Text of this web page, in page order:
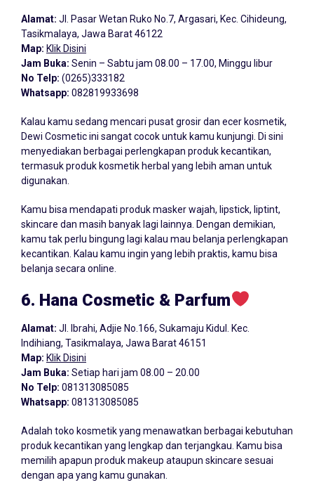
Alamat: Jl. Pasar Wetan Ruko No.7, Argasari, Kec. Cihideung,
Tasikmalaya, Jawa Barat 46122
Map: Klik Disini
Jam Buka: Senin – Sabtu jam 08.00 – 17.00, Minggu libur
No Telp: (0265)333182
Whatsapp: 082819933698
Kalau kamu sedang mencari pusat grosir dan ecer kosmetik,
Dewi Cosmetic ini sangat cocok untuk kamu kunjungi. Di sini
menyediakan berbagai perlengkapan produk kecantikan,
termasuk produk kosmetik herbal yang lebih aman untuk
digunakan.
Kamu bisa mendapati produk masker wajah, lipstick, liptint,
skincare dan masih banyak lagi lainnya. Dengan demikian,
kamu tak perlu bingung lagi kalau mau belanja perlengkapan
kecantikan. Kalau kamu ingin yang lebih praktis, kamu bisa
belanja secara online.
6. Hana Cosmetic & Parfum
Alamat: Jl. Ibrahi, Adjie No.166, Sukamaju Kidul. Kec.
Indihiang, Tasikmalaya, Jawa Barat 46151
Map: Klik Disini
Jam Buka: Setiap hari jam 08.00 – 20.00
No Telp: 081313085085
Whatsapp: 081313085085
Adalah toko kosmetik yang menawatkan berbagai kebutuhan
produk kecantikan yang lengkap dan terjangkau. Kamu bisa
memilih apapun produk makeup ataupun skincare sesuai
dengan apa yang kamu gunakan.